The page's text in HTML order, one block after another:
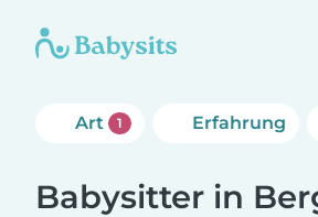
Art 1 Erfahrung
Babysitter in